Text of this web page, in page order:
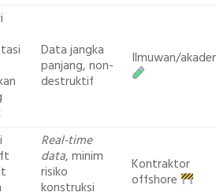
Data jangka
panjang, non-
destruktif
Ilmuwan/
Real-time
data, minim
risiko
konstruksi
Kontraktor
offshore